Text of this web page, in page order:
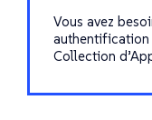
Vous avez
authentification
Collection